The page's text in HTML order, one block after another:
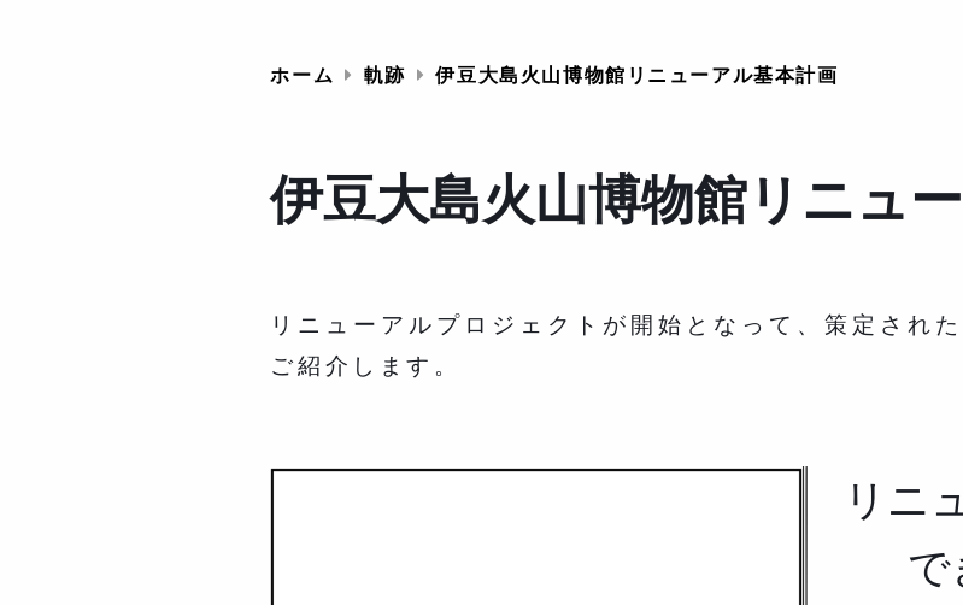
ホーム 軌跡 伊豆大島火山博物館リニューアル基本計画
伊豆大島火山博物館リニュ
リニューアルプロジェクトが開始となって、策定され
ご紹介します。
リニ
で